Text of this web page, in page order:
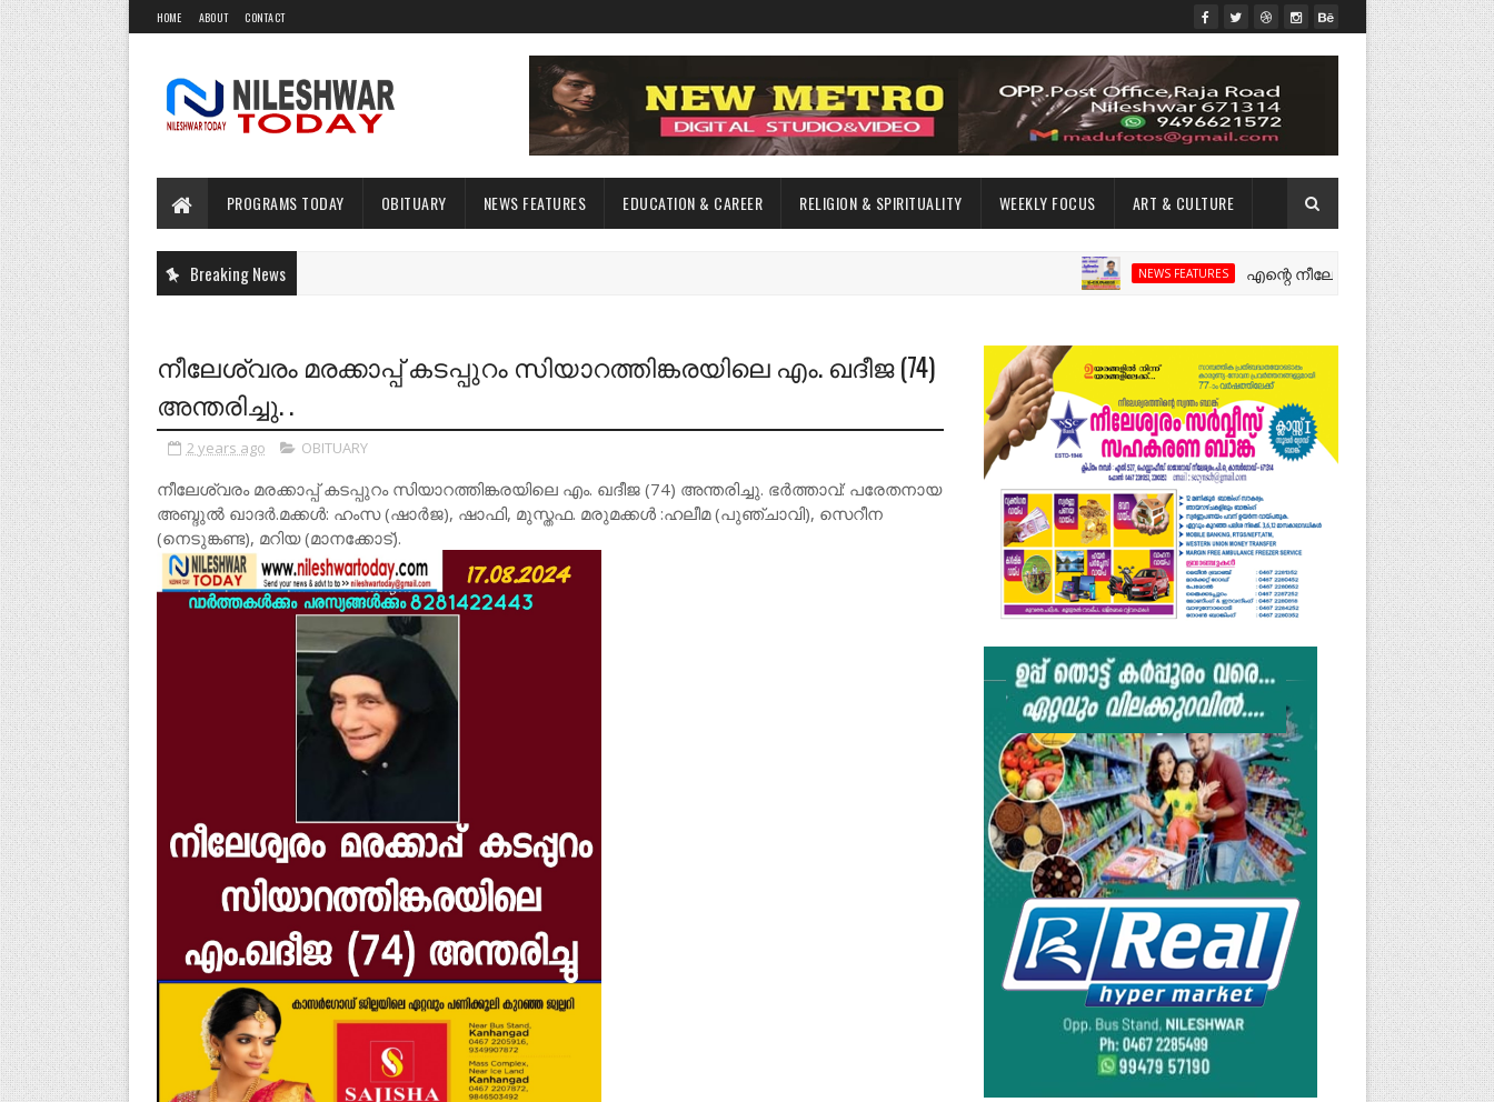
HOME ABOUT CONTACT
PROGRAMS TODAY OBITUARY NEWS FEATURES EDUCATION & CAREER RELIGION & SPIRITUALITY WEEKLY FOCUS ART & CULTURE
Breaking News NEWS FEATURES എന്റെ നീലേശ്വരം:ഒരു റോഡ്
നീലേശ്വരം മരക്കാപ്പ് കടപ്പുറം സിയാറത്തിങ്കരയിലെ എം. ഖദീജ (74)
അന്തരിച്ചു. .
2 years ago OBITUARY
നീലേശ്വരം മരക്കാപ്പ് കടപ്പുറം സിയാറത്തിങ്കരയിലെ എം. ഖദീജ (74) അന്തരിച്ചു. ഭർത്താവ്: പരേതനായ
അബ്ദുൽ ഖാദർ.മക്കൾ: ഹംസ (ഷാർജ), ഷാഫി, മുസ്തഫ. മരുമക്കൾ :ഹലീമ (പുഞ്ചാവി), സെറീന
(നെടുങ്കണ്ട), മറിയ (മാനക്കോട്).